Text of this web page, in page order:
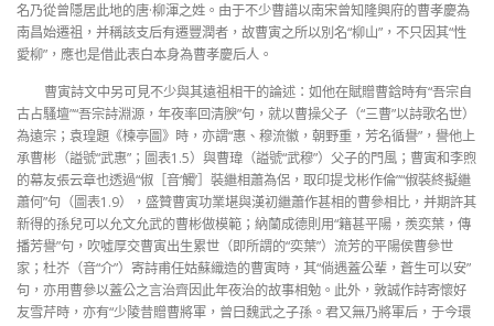
名乃從曾隱居此地的唐·柳渾之姓。由于不少曹譜以南宋曾知隆興府的曹孝慶為
南昌始遷祖，并稱該支后有遷豐潤者，故曹寅之所以別名“柳山”，不只因其“性
愛柳”，應也是借此表白本身為曹孝慶后人。
曹寅詩文中另可見不少與其遠祖相干的論述：如他在賦贈曹鋡時有“吾宗自
古占騷壇”“吾宗詩淵源，年夜率回清腴”句，就以曹操父子（“三曹”以詩歌名世）
為遠宗；袁瑝題《楝亭圖》時，亦謂“惠、穆流徽，朝野重，芳名循譽”，譽他上
承曹彬（謚號“武惠”；圖表1.5）與曹瑋（謚號“武穆”）父子的門風；曹寅和李煦
的幕友張云章也透過“俶［音‘觸’］裝繼相蕭為侶，取印提戈彬作倫”“俶裝終擬繼
蕭何”句（圖表1.9），盛贊曹寅功業堪與漢初繼蕭作甚相的曹參相比，并期許其
新得的孫兒可以允文允武的曹彬做模範；納蘭成德則用“籍甚平陽，羨奕葉，傳
播芳譽”句，吹噓厚交曹寅出生累世（即所謂的“奕葉”）流芳的平陽侯曹參世
家；杜岕（音“介”）寄詩甫任姑蘇織造的曹寅時，其“倘遇蓋公輩，蒼生可以安”
句，亦用曹參以蓋公之言治齊因此年夜治的故事相勉。此外，敦誠作詩寄懷好
友雪芹時，亦有“少陵昔贈曹將軍，曾曰魏武之子孫。君又無乃將軍后，于今環